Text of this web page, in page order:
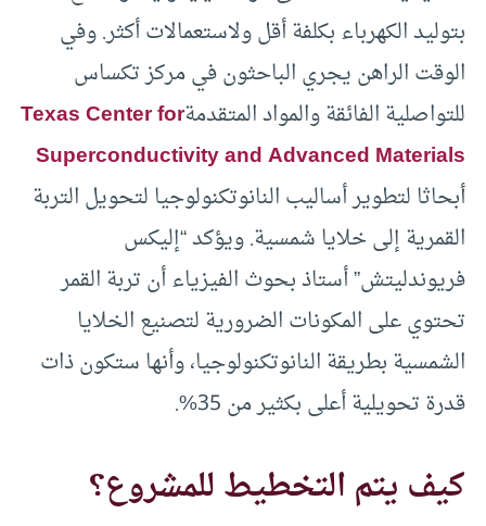
بتوليد الكهرباء بكلفة أقل ولاستعمالات أكثر. وفي
الوقت الراهن يجري الباحثون في مركز تكساس
للتواصلية الفائقة والمواد المتقدمةTexas Center for
Superconductivity and Advanced Materials
أبحاثا لتطوير أساليب النانوتكنولوجيا لتحويل التربة
القمرية إلى خلايا شمسية. ويؤكد “إليكس
فريوندليتش” أستاذ بحوث الفيزياء أن تربة القمر
تحتوي على المكونات الضرورية لتصنيع الخلايا
الشمسية بطريقة النانوتكنولوجيا، وأنها ستكون ذات
قدرة تحويلية أعلى بكثير من 35%.
كيف يتم التخطيط للمشروع؟